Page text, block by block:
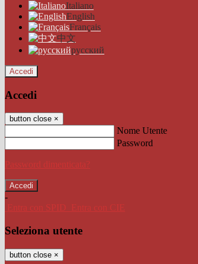
Italiano
English
Français
中文
русский
Accedi
Accedi
button close ×
Nome Utente
Password
Password dimenticata?
-
Entra con SPID
Entra con CIE
Seleziona utente
button close ×